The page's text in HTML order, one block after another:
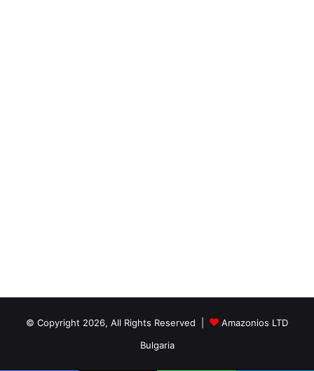
© Copyright 2026, All Rights Reserved |
Amazonios LTD
Bulgaria